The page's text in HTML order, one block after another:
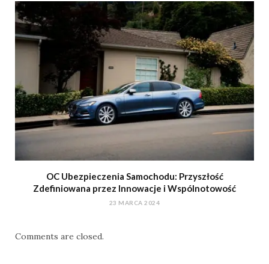
OC Ubezpieczenia Samochodu: Przyszłość
Zdefiniowana przez Innowacje i Wspólnotowość
23 MARCA 2024
Comments are closed.